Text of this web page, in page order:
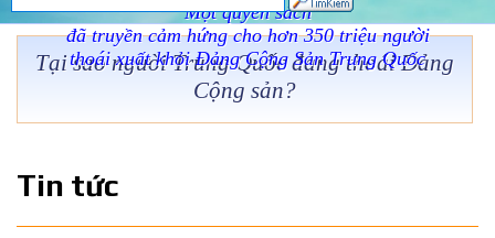
Một quyển sách
đã truyền cảm hứng cho hơn 350 triệu người
thoái xuất khỏi Đảng Cộng Sản Trung Quốc
Tại sao người Trung Quốc đang thoái Đảng
Cộng sản?
Tin tức